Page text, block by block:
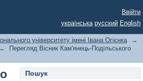
університету імені
Ввійти
українська русский English
університету імені Івана Огієнка
→
→
Перегляд Вісник Кам'янець-Подільського
Пошук